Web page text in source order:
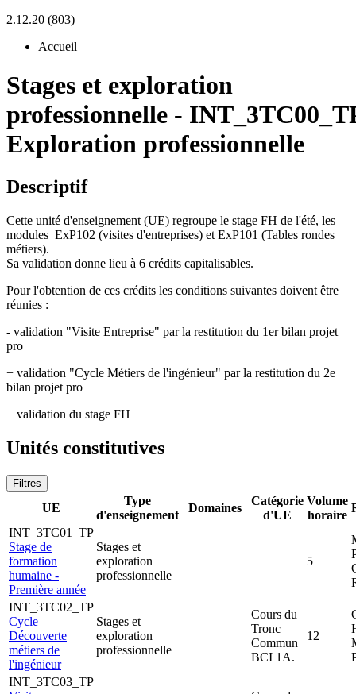
2.12.20 (803)
Accueil
Stages et exploration
professionnelle -
Exploration professionnelle
Descriptif
Cette unité d'enseignement (UE) regroupe le stage FH de l'été, les
modules ExP102 (visites d'entreprises) et ExP101 (Tables rondes
métiers).
Sa validation donne lieu à 6 crédits capitalisables.
Pour l'obtention de ces crédits les conditions suivantes doivent être
réunies :
- validation "Visite Entreprise" par la restitution du 1er bilan projet
pro
+ validation "Cycle Métiers de l'ingénieur" par la restitution du 2e
bilan projet pro
+ validation du stage FH
Unités constitutives
Filtres
UE
Type
d'enseignement
Domaines
Catégorie
d'UE
Volume
horaire
INT_3TC01_TP
Stage de
formation
humaine -
Première année
Stages et
exploration
professionnelle
5
INT_3TC02_TP
Cycle
Découverte
métiers de
l'ingénieur
Stages et
exploration
professionnelle
Cours du
Tronc
Commun
BCI 1A.
12
INT_3TC03_TP